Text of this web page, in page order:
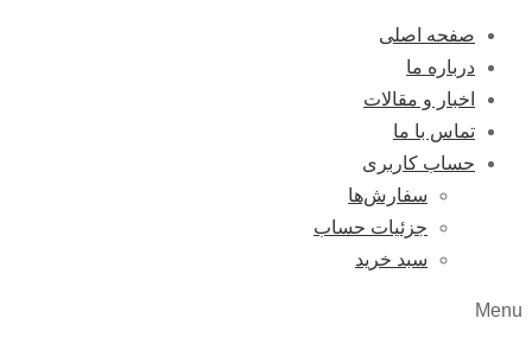
صفحه اصلی
درباره ما
اخبار و مقالات
تماس با ما
حساب کاربری
سفارش‌ها
جزئیات حساب
سبد خرید
Menu